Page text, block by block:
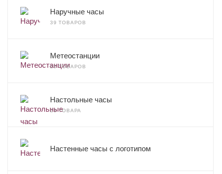
Наручные часы
39 ТОВАРОВ
Метеостанции
25 ТОВАРОВ
Настольные часы
23 ТОВАРА
Настенные часы с логотипом